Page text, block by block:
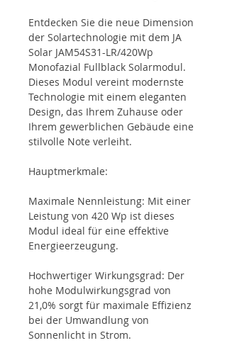
Entdecken Sie die neue Dimension
der Solartechnologie mit dem JA
Solar JAM54S31-LR/420Wp
Monofazial Fullblack Solarmodul.
Dieses Modul vereint modernste
Technologie mit einem eleganten
Design, das Ihrem Zuhause oder
Ihrem gewerblichen Gebäude eine
stilvolle Note verleiht.
Hauptmerkmale:
Maximale Nennleistung: Mit einer
Leistung von 420 Wp ist dieses
Modul ideal für eine effektive
Energieerzeugung.
Hochwertiger Wirkungsgrad: Der
hohe Modulwirkungsgrad von
21,0% sorgt für maximale Effizienz
bei der Umwandlung von
Sonnenlicht in Strom.